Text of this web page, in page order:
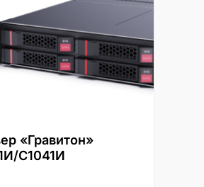
«Гравитон»
С1041И